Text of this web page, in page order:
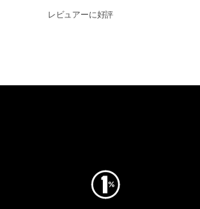
レビュアーに好評